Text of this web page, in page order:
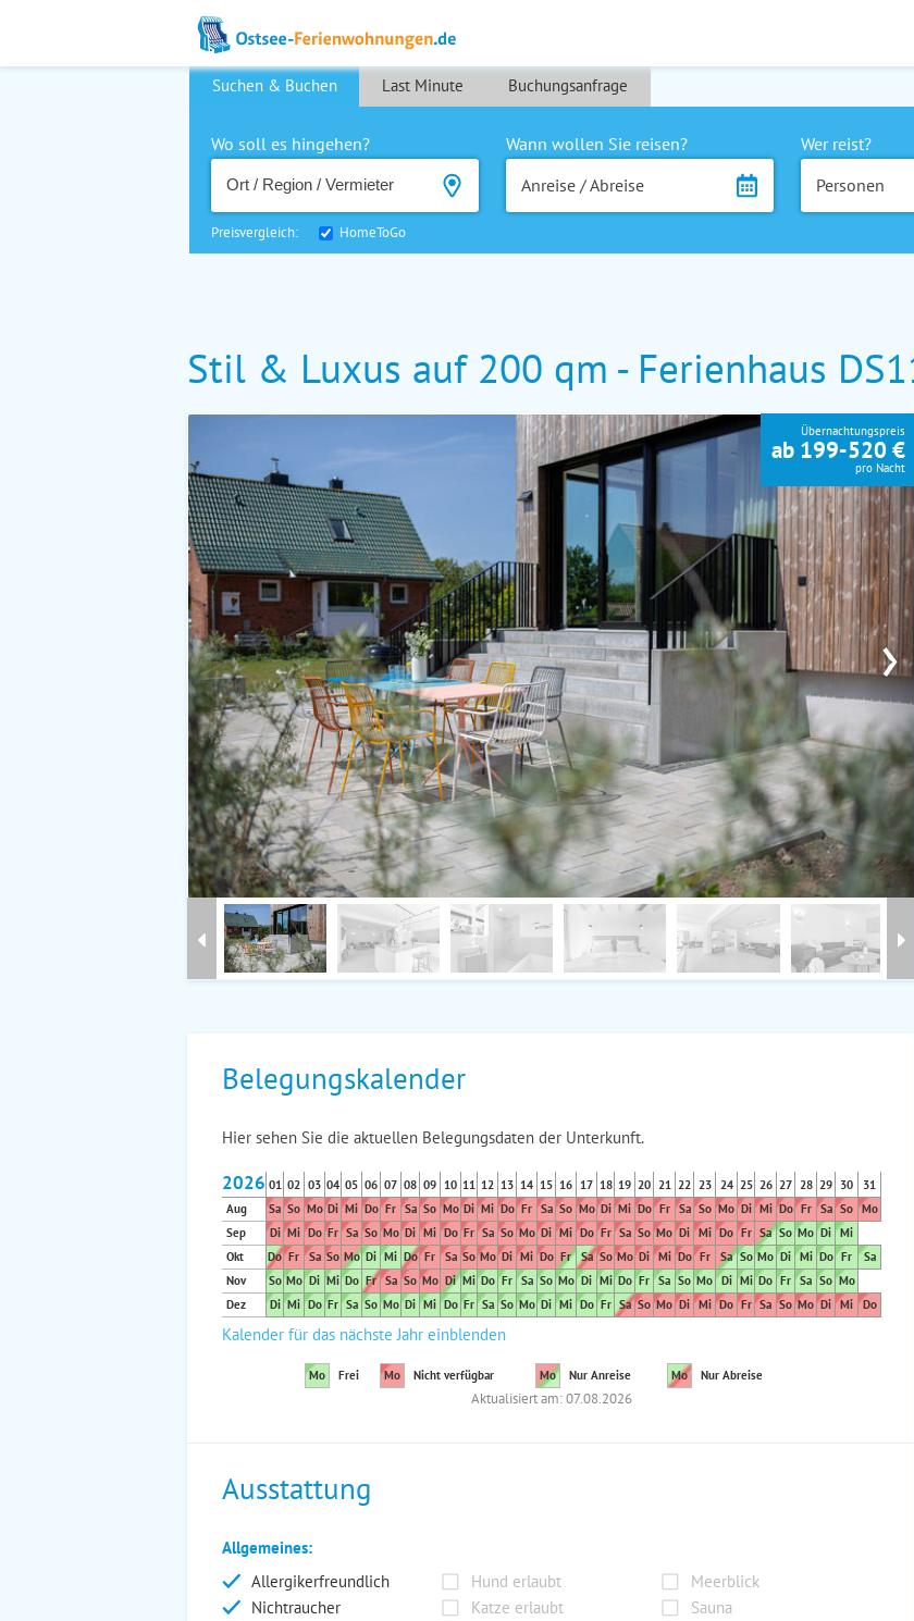
Suchen & Buchen Last Minute Buchungsanfrage
Wo soll es hingehen?
Wann wollen Sie reisen?
Anreise / Abreise
Wer reist?
Personen
Preisvergleich: HomeToGo
Stil & Luxus auf 200 qm - Ferienhaus
›
Übernachtungspreis
ab 199-520 €
pro Nacht
Belegungskalender
Hier sehen Sie die aktuellen Belegungsdaten der Unterkunft.
2026 01 02 03 04 05 06 07 08 09 10 11 12 13 14 15 16 17 18 19 20 21 22 23 24 25 26 27 28 29 30
31
Aug
Sa So Mo Di Mi Do Fr Sa So Mo Di Mi Do Fr Sa So Mo Di Mi Do Fr Sa So Mo Di Mi Do Fr Sa So Mo
Sep
Di Mi Do Fr Sa So Mo Di Mi Do Fr Sa So Mo Di Mi Do Fr Sa So Mo Di Mi Do Fr Sa So Mo Di Mi
Okt
Do Fr Sa So Mo Di Mi Do Fr Sa So Mo Di Mi Do Fr Sa So Mo Di Mi Do Fr Sa So Mo Di Mi Do Fr
Sa
Nov
So Mo Di Mi Do Fr Sa So Mo Di Mi Do Fr Sa So Mo Di Mi Do Fr Sa So Mo Di Mi Do Fr Sa So Mo
Dez
Di Mi Do Fr Sa So Mo Di Mi Do Fr Sa So Mo Di Mi Do Fr Sa So Mo Di Mi Do Fr Sa So Mo Di Mi Do
Kalender für das nächste Jahr einblenden
Mo Frei Mo Nicht verfügbar Mo Nur Anreise Mo Nur Abreise
Aktualisiert am: 07.08.2026
Ausstattung
Allgemeines:
Allergikerfreundlich
Hund erlaubt
Meerblick
Nichtraucher
Katze erlaubt
Sauna